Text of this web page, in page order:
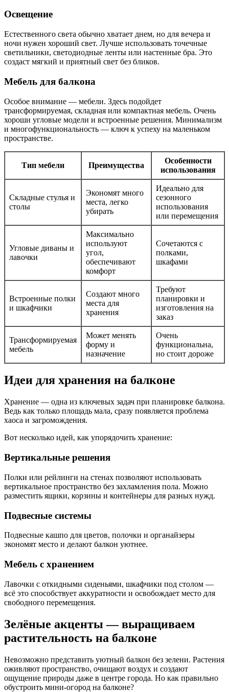
Освещение
Естественного света обычно хватает днем, но для вечера и
ночи нужен хороший свет. Лучше использовать точечные
светильники, светодиодные ленты или настенные бра. Это
создаст мягкий и приятный свет без бликов.
Мебель для балкона
Особое внимание — мебели. Здесь подойдет
трансформируемая, складная или компактная мебель. Очень
хороши угловые модели и встроенные решения. Минимализм
и многофункциональность — ключ к успеху на маленьком
пространстве.
Тип мебели Преимущества
Особенности
использования
Складные стулья и
столы
Экономят много
места, легко
убирать
Идеально для
сезонного
использования
или перемещения
Угловые диваны и
лавочки
Максимально
используют
угол,
обеспечивают
комфорт
Сочетаются с
полками,
шкафами
Встроенные полки
и шкафчики
Создают много
места для
хранения
Требуют
планировки и
изготовления на
заказ
Трансформируемая
мебель
Может менять
форму и
назначение
Очень
функциональна,
но стоит дороже
Идеи для хранения на балконе
Хранение — одна из ключевых задач при планировке балкона.
Ведь как только площадь мала, сразу появляется проблема
хаоса и загромождения.
Вот несколько идей, как упорядочить хранение:
Вертикальные решения
Полки или рейлинги на стенах позволяют использовать
вертикальное пространство без захламления пола. Можно
разместить ящики, корзины и контейнеры для разных нужд.
Подвесные системы
Подвесные кашпо для цветов, полочки и органайзеры
экономят место и делают балкон уютнее.
Мебель с хранением
Лавочки с откидными сиденьями, шкафчики под столом —
всё это способствует аккуратности и освобождает место для
свободного перемещения.
Зелёные акценты — выращиваем
растительность на балконе
Невозможно представить уютный балкон без зелени. Растения
оживляют пространство, очищают воздух и создают
ощущение природы даже в центре города. Но как правильно
обустроить мини-огород на балконе?